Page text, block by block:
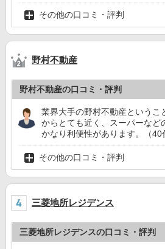
その他の口コミ・評判
野村不動産
野村不動産の口コミ・評判
業界大手の野村不動産というこ
からとても近く、スーパーなど
かなり利便性があります。（40
その他の口コミ・評判
三菱地所レジデンス
三菱地所レジデンスの口コミ・評判